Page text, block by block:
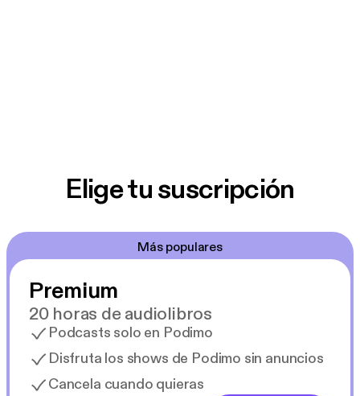
Elige tu suscripción
Más populares
Premium
20 horas de audiolibros
Podcasts solo en Podimo
Disfruta los shows de Podimo sin anuncios
Cancela cuando quieras